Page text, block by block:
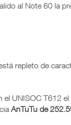
al Note 60 la
repleto de
el UNISOC T612
AnTuTu de